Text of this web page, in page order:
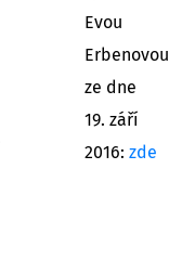
Evou
Erbenovou
ze dne
19. září
2016: zde